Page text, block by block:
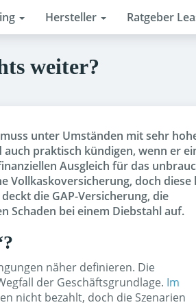
Hersteller Ratgeber
weiter?
unter Umständen mit sehr
praktisch kündigen, wenn er
Ausgleich für das
Vollkaskoversicherung, doch
die GAP-Versicherung, die
Schaden bei einem Diebstahl auf.
näher definieren. Die
der Geschäftsgrundlage. Im
nicht bezahlt, doch die Szenarien